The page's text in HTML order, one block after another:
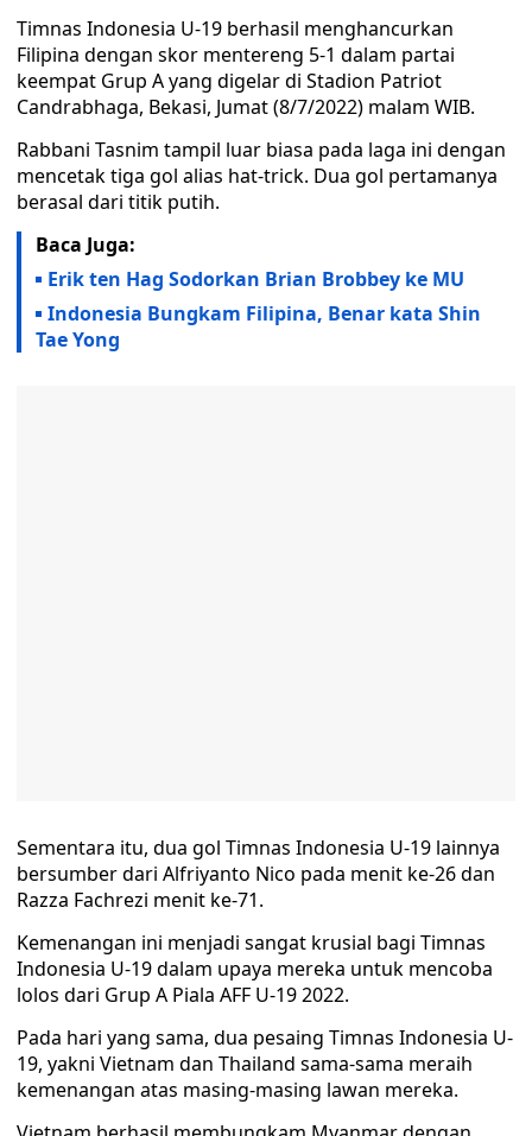
Timnas Indonesia U-19 berhasil menghancurkan
Filipina dengan skor mentereng 5-1 dalam partai
keempat Grup A yang digelar di Stadion Patriot
Candrabhaga, Bekasi, Jumat (8/7/2022) malam WIB.
Rabbani Tasnim tampil luar biasa pada laga ini dengan
mencetak tiga gol alias hat-trick. Dua gol pertamanya
berasal dari titik putih.
Baca Juga:
Erik ten Hag Sodorkan Brian Brobbey ke MU
Indonesia Bungkam Filipina, Benar kata Shin
Tae Yong
Sementara itu, dua gol Timnas Indonesia U-19 lainnya
bersumber dari Alfriyanto Nico pada menit ke-26 dan
Razza Fachrezi menit ke-71.
Kemenangan ini menjadi sangat krusial bagi Timnas
Indonesia U-19 dalam upaya mereka untuk mencoba
lolos dari Grup A Piala AFF U-19 2022.
Pada hari yang sama, dua pesaing Timnas Indonesia U-
19, yakni Vietnam dan Thailand sama-sama meraih
kemenangan atas masing-masing lawan mereka.